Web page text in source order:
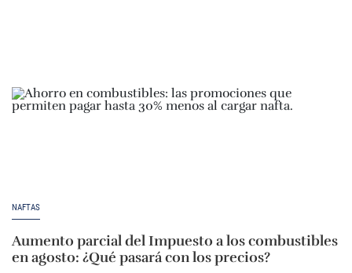
NAFTAS
Aumento parcial del Impuesto a los combustibles
en agosto: ¿Qué pasará con los precios?